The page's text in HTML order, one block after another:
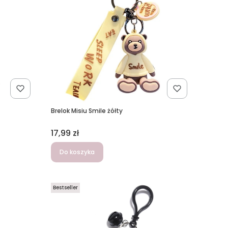
Brelok Misiu Smile żółty
Cena
17,99 zł
Do koszyka
Bestseller